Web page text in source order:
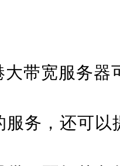
大带宽服务器
服务，还可